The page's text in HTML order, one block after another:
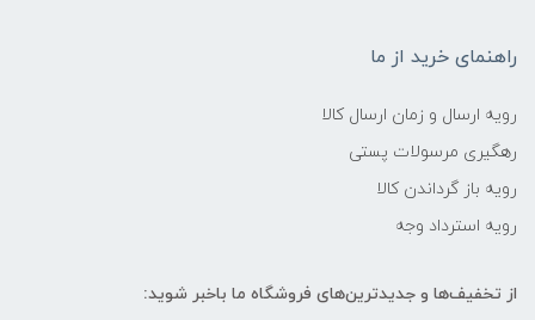
راهنمای خرید از ما
رویه ارسال و زمان ارسال کالا
رهگیری مرسولات پستی
رویه باز گرداندن کالا
رویه استرداد وجه
از تخفیف‌ها و جدیدترین‌های فروشگاه ما باخبر شوید: